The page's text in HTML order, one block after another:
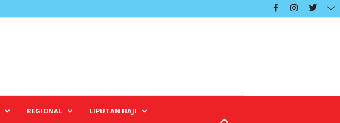
REGIONAL LIPUTAN HAJI